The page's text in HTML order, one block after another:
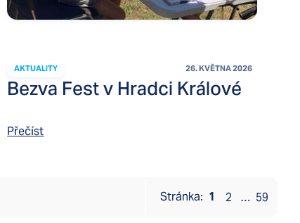
AKTUALITY 26. KVĚTNA 2026
Bezva Fest v Hradci Králové
Přečíst
1 2 … 59